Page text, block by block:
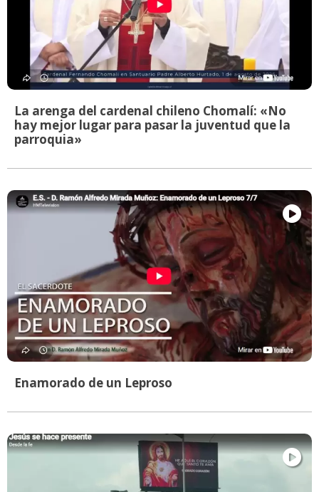
La arenga del cardenal chileno Chomalí: «No
hay mejor lugar para pasar la juventud que la
parroquia»
Enamorado de un Leproso